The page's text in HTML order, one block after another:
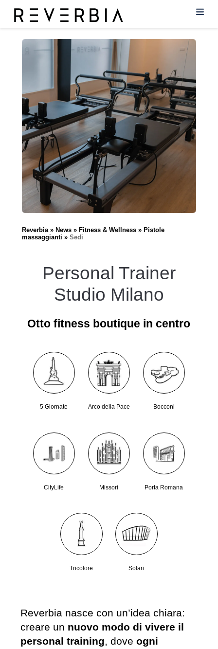
Reverbia News Fitness & Wellness
Pistole
massaggianti
Sedi
Personal Trainer
Studio Milano
Otto fitness boutique in centro
5 Giornate Arco della Pace Bocconi
CityLife Missori Porta Romana
Tricolore Solari
Reverbia nasce con un’idea chiara:
creare un nuovo modo di vivere il
personal training, dove ogni